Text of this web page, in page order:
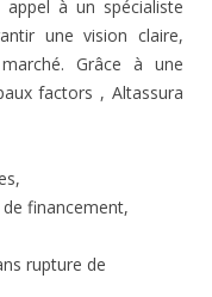
à un spécialiste
une vision claire,
Grâce à une
factors , Altassura
financement,
rupture de